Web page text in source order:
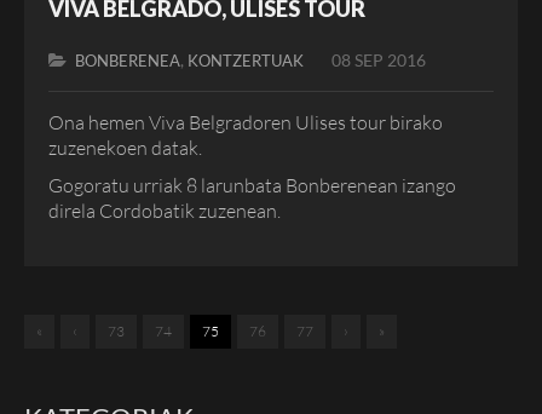
VIVA BELGRADO, ULISES TOUR
BONBERENEA, KONTZERTUAK 08 SEP 2016
Ona hemen Viva Belgradoren Ulises tour birako
zuzenekoen datak.
Gogoratu urriak 8 larunbata Bonberenean izango
direla Cordobatik zuzenean.
« ‹ 73 74 75 76 77 › »